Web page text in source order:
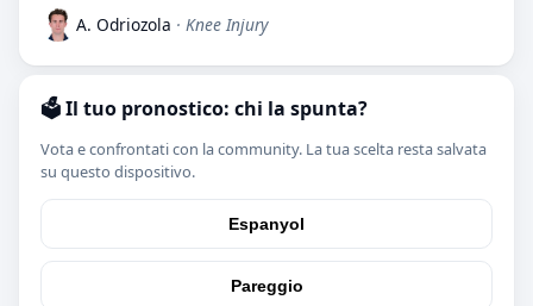
A. Odriozola · Knee Injury
🗳️ Il tuo pronostico: chi la spunta?
Vota e confrontati con la community. La tua scelta resta salvata
su questo dispositivo.
Espanyol
Pareggio